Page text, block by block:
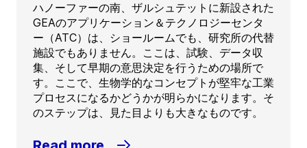
ハノーファーの南、ザルシュテットに新設された
GEAのアプリケーション＆テクノロジーセンタ
ー（ATC）は、ショールームでも、研究所の代替
施設でもありません。ここは、試験、データ収
集、そして早期の意思決定を行うための場所で
す。ここで、生物学的なコンセプトが堅牢な工業
プロセスになるかどうかが明らかになります。そ
のステップは、見た目よりも大きなものです。